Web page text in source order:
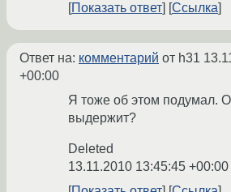
Показать ответ
Ссылка
Ответ на: комментарий от h31
+00:00
Я тоже об этом подумал.
выдержит?
Deleted
13.11.2010 13:45:45 +00:00